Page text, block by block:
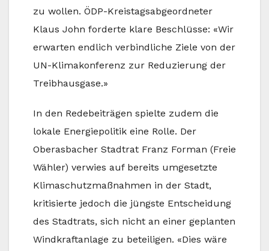
zu wollen. ÖDP-Kreistagsabgeordneter
Klaus John forderte klare Beschlüsse: «Wir
erwarten endlich verbindliche Ziele von der
UN-Klimakonferenz zur Reduzierung der
Treibhausgase.»
In den Redebeiträgen spielte zudem die
lokale Energiepolitik eine Rolle. Der
Oberasbacher Stadtrat Franz Forman (Freie
Wähler) verwies auf bereits umgesetzte
Klimaschutzmaßnahmen in der Stadt,
kritisierte jedoch die jüngste Entscheidung
des Stadtrats, sich nicht an einer geplanten
Windkraftanlage zu beteiligen. «Dies wäre